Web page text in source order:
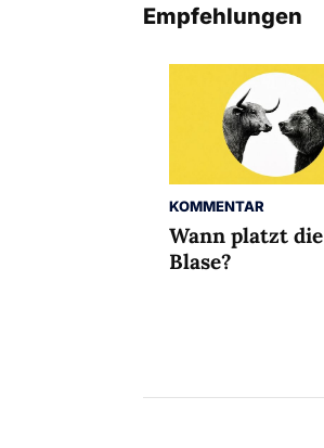
Empfehlungen
KOMMENTAR
Wann platzt die
Blase?